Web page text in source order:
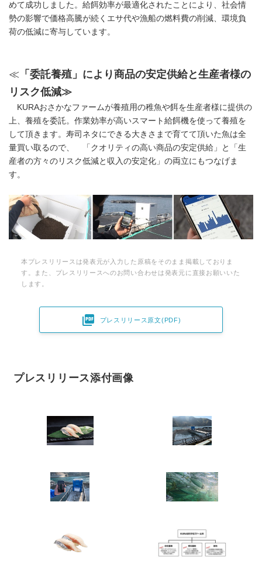
めて成功しました。給餌効率が最適化されたことにより、社会情
勢の影響で価格高騰が続くエサ代や漁船の燃料費の削減、環境負
荷の低減に寄与しています。
≪ 「委託養殖」により商品の安定供給と生産者様の
リスク低減≫
KURAおさかなファームが養殖用の稚魚や餌を生産者様に提供の
上、養殖を委託。作業効率が高いスマート給餌機を使って養殖を
して頂きます。寿司ネタにできる大きさまで育てて頂いた魚は全
量買い取るので、 「クオリティの高い商品の安定供給」と「生
産者の方々のリスク低減と収入の安定化」の両立にもつなげま
す。
本プレスリリースは発表元が入力した原稿をそのまま掲載しておりま
す。また、プレスリリースへのお問い合わせは発表元に直接お願いいた
します。
 プレスリリース原文(PDF)
プレスリリース添付画像